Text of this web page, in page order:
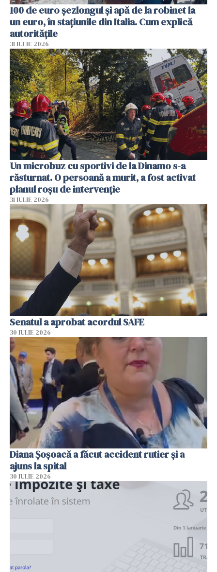
100 de euro șezlongul și apă de la robinet la
un euro, în stațiunile din Italia. Cum explică
autoritățile
31 IULIE 2026
Un microbuz cu sportivi de la Dinamo s-a
răsturnat. O persoană a murit, a fost activat
planul roșu de intervenție
31 IULIE 2026
Senatul a aprobat acordul SAFE
30 IULIE 2026
Diana Șoșoacă a făcut accident rutier și a
ajuns la spital
30 IULIE 2026